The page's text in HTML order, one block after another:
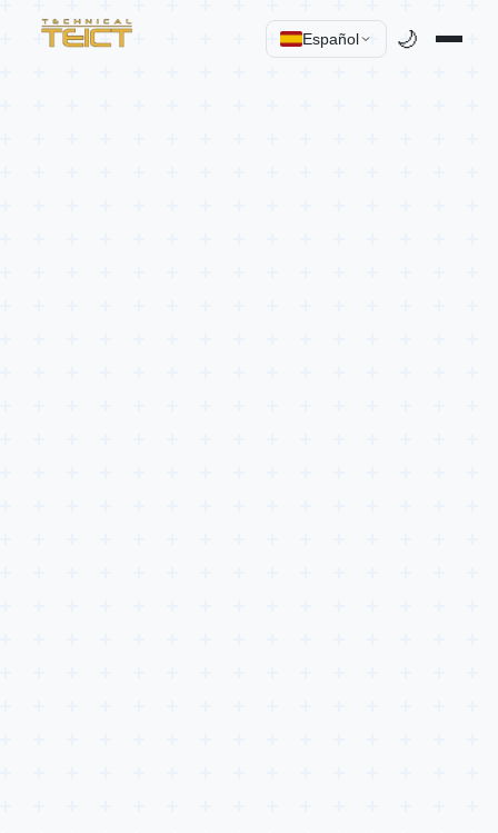
Español 🌙